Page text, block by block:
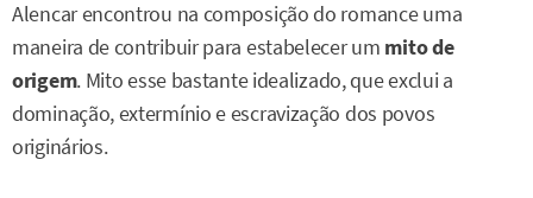
Alencar encontrou na composição do romance uma
maneira de contribuir para estabelecer um mito de
origem. Mito esse bastante idealizado, que exclui a
dominação, extermínio e escravização dos povos
originários.